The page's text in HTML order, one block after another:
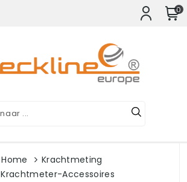
0
Home
Krachtmeting
Krachtmeter-Accessoires